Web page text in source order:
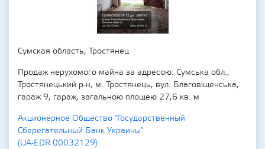
Сумская область, Тростянец
Продаж нерухомого майна за адресою: Сумська обл.,
Тростянецький р-н, м. Тростянець, вул. Благовіщенська,
гараж 9, гараж, загальною площею 27,6 кв. м
Акционерное Общество "Государственный
Сберегательный Банк Украины"
(UA-EDR 00032129)